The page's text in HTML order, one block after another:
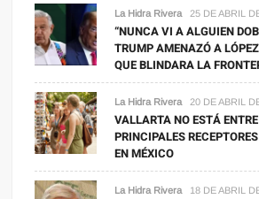
La Hidra Rivera 25 DE ABRIL
“NUNCA VI A ALGUIEN
TRUMP AMENAZÓ A
QUE BLINDARA LA
La Hidra Rivera 20 DE ABRIL
VALLARTA NO ESTÁ
PRINCIPALES
EN MÉXICO
La Hidra Rivera 18 DE ABRIL